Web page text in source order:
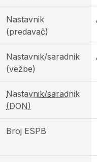
Nastavnik
(predavač)
Nastavnik/saradnik
(vežbe)
Nastavnik/saradnik
(DON)
Broj ESPB